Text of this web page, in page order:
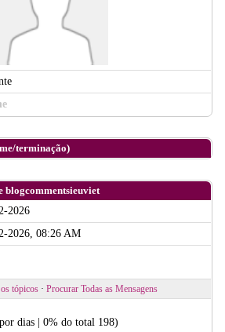
terminação)
blogcommentsieuviet
2026
2026, 08:26 AM
tópicos · Procurar Todas as Mensagens
dias | 0% do total 198)